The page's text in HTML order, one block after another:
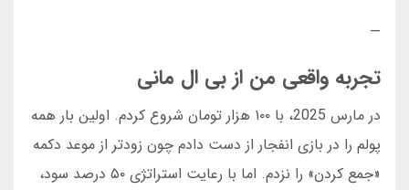
—
تجربه واقعی من از بی ال مانی
در مارس 2025، با ۱۰۰ هزار تومان شروع کردم. اولین بار همه
پولم را در بازی انفجار از دست دادم چون زودتر از موعد دکمه
«جمع کردن» را نزدم. اما با رعایت استراتژی ۵۰ درصد سود،